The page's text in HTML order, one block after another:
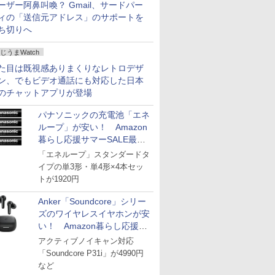
ザー阿鼻叫喚？ Gmail、サードパー
の「送信元アドレス」のサポートを
切りへ
うまWatch
目は既視感ありまくりなレトロデザ
、でもビデオ通話にも対応した日本
チャットアプリが登場
パナソニックの充電池「エネ
ループ」が安い！ Amazon
暮らし応援サマーSALE最終
日
「エネループ」スタンダードタ
イプの単3形・単4形×4本セッ
トが1920円
Anker「Soundcore」シリー
ズのワイヤレスイヤホンが安
い！ Amazon暮らし応援サ
マーSALE
アクティブノイキャン対応
「Soundcore P31i」が4990円
など